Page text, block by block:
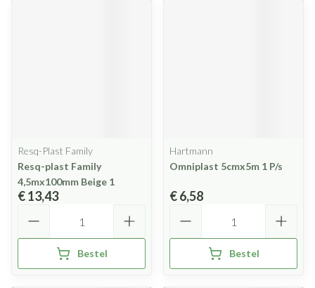
Resq-Plast Family
Resq-plast Family
4,5mx100mm Beige 1
€ 13,43
Bestel
Hartmann
Omniplast 5cmx5m 1 P/s
€ 6,58
Bestel